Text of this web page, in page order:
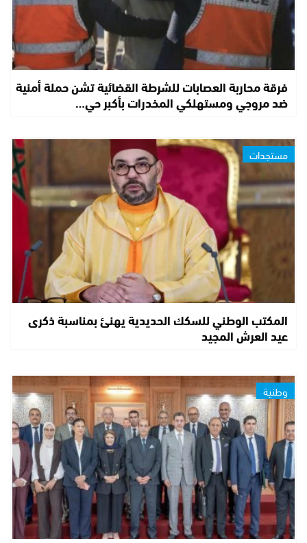
فرقة محاربة العصابات للشرطة القضائية تشن حملة أمنية
ضد مروجي ومستهلكي المخدرات بأكبر حي…
مستجدات
المكتب الوطني للسكك الحديدية يهنئ بمناسبة ذكرى
عيد العرش المجيد
وطنية